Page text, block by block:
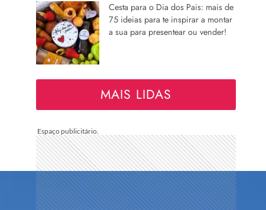
Cesta para o Dia dos Pais: mais de
75 ideias para te inspirar a montar
a sua para presentear ou vender!
MAIS LIDAS